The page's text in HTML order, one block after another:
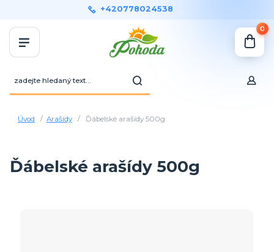
+420778024538
0
Úvod Arašídy Ďábelské arašídy 500g
Ďábelské arašídy 500g